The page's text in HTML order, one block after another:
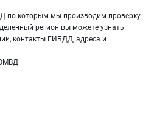
по которым мы производим проверку
регион вы можете узнать
контакты ГИБДД, адреса и